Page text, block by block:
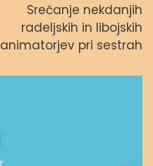
Srečanje nekdanjih
radeljskih in libojskih
animatorjev pri sestrah